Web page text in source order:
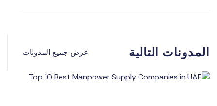
المدونات التالية عرض جميع المدونات